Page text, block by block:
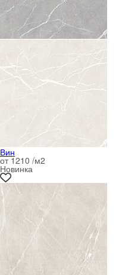
Вин
от 1210 /м2
Новинка